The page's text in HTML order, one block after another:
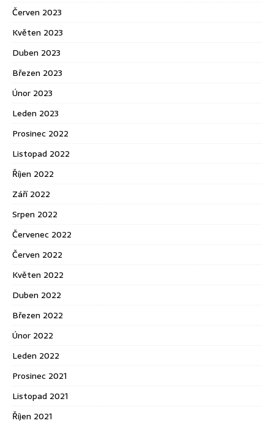
Červen 2023
Květen 2023
Duben 2023
Březen 2023
Únor 2023
Leden 2023
Prosinec 2022
Listopad 2022
Říjen 2022
Září 2022
Srpen 2022
Červenec 2022
Červen 2022
Květen 2022
Duben 2022
Březen 2022
Únor 2022
Leden 2022
Prosinec 2021
Listopad 2021
Říjen 2021